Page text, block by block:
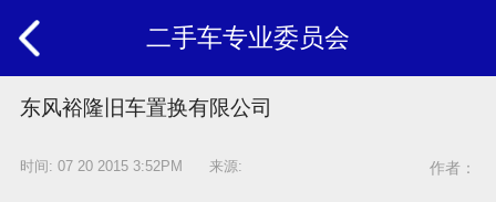
二手车专业委员会
东风裕隆旧车置换有限公司
时间: 07 20 2015 3:52PM 来源: 作者：